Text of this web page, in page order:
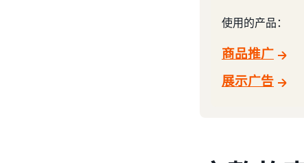
使用的产品：
商品推广
展示广告